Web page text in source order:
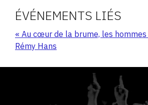
ÉVÉNEMENTS LIÉS
« Au cœur de la brume, les
Rémy Hans